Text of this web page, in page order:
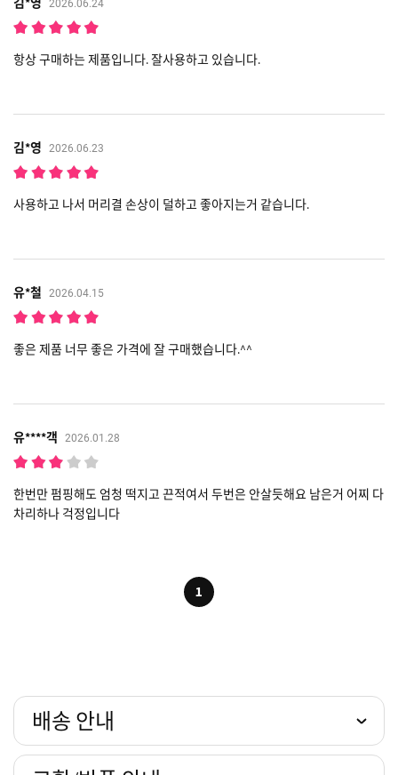
2026.06.24
항상 구매하는 제품입니다. 잘사용하고 있습니다.
김*영 2026.06.23
사용하고 나서 머리결 손상이 덜하고 좋아지는거 같습니다.
유*철 2026.04.15
좋은 제품 너무 좋은 가격에 잘 구매했습니다.^^
유****객 2026.01.28
한번만 펌핑해도 엄청 떡지고 끈적여서 두번은 안살듯해요 남은거 어찌 다
차리하나 걱정입니다
1
배송 안내